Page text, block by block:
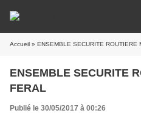
Accueil » ENSEMBLE SECURITE ROUTIERE
ENSEMBLE SECURITE
FERAL
Publié le 30/05/2017 à 00:26